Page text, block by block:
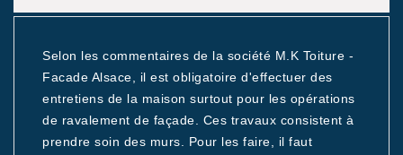
Selon les commentaires de la société M.K Toiture -
Facade Alsace, il est obligatoire d'effectuer des
entretiens de la maison surtout pour les opérations
de ravalement de façade. Ces travaux consistent à
prendre soin des murs. Pour les faire, il faut